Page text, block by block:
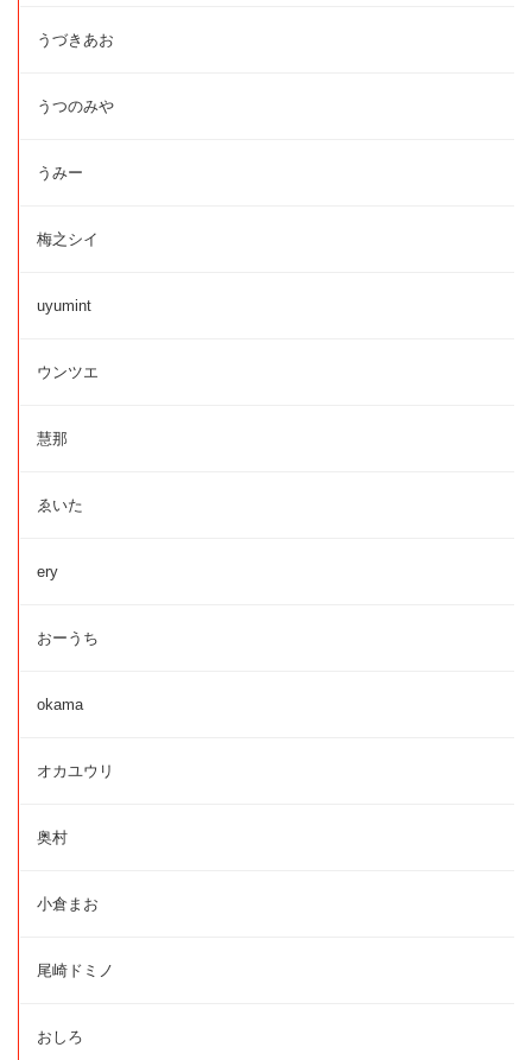
うづきあお
うつのみや
うみー
梅之シイ
uyumint
ウンツエ
慧那
ゑいた
ery
おーうち
okama
オカユウリ
奥村
小倉まお
尾崎ドミノ
おしろ